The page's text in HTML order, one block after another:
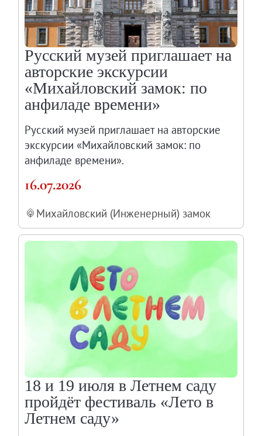
Русский музей приглашает на
авторские экскурсии
«Михайловский замок: по
анфиладе времени»
Русский музей приглашает на авторские
экскурсии «Михайловский замок: по
анфиладе времени».
16.07.2026
Михайловский (Инженерный) замок
18 и 19 июля в Летнем саду
пройдёт фестиваль «Лето в
Летнем саду»